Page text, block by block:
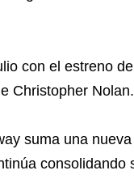
con el estreno de
Christopher Nolan.
suma una nueva
consolidando